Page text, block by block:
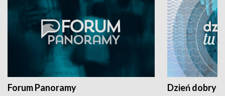
Forum Panoramy Dzień dobry